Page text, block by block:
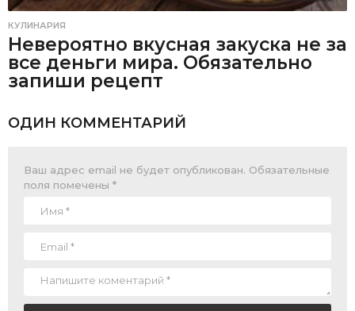
КУЛИНАРИЯ
Невероятно вкусная закуска не за
все деньги мира. Обязательно
запиши рецепт
ОДИН КОММЕНТАРИЙ
Ваш адрес email не будет опубликован. Обязательные
поля помечены *